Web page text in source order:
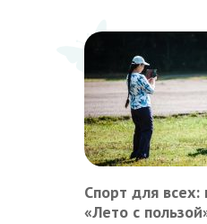
Спорт для всех:
«Лето с